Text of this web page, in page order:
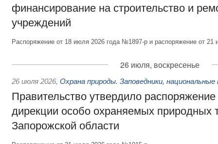
финансирование на строительство и
учреждений
Распоряжение от 18 июля 2026 года №1897-р и распоряжение от
26 июля, воскресенье
26 июля 2026, Охрана природы. Заповедники, национальные
Правительство утвердило
дирекции особо охраняемых природных
Запорожской области